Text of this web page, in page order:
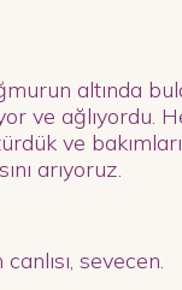
altında
ve ağlıyordu.
ve
arıyoruz.
sevecen.